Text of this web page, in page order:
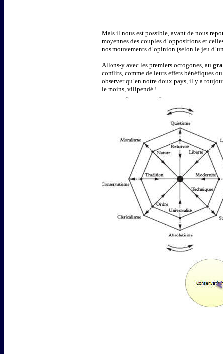
Mais il nous est possible, avant de nous
moyennes des couples d’oppositions et
nos mouvements d’opinion (selon le jeu
Allons-y avec les premiers octogones, au
conflits, comme de leurs effets bénéfiques
observer qu’en notre doux pays, il y a
le moins, vilipendé !